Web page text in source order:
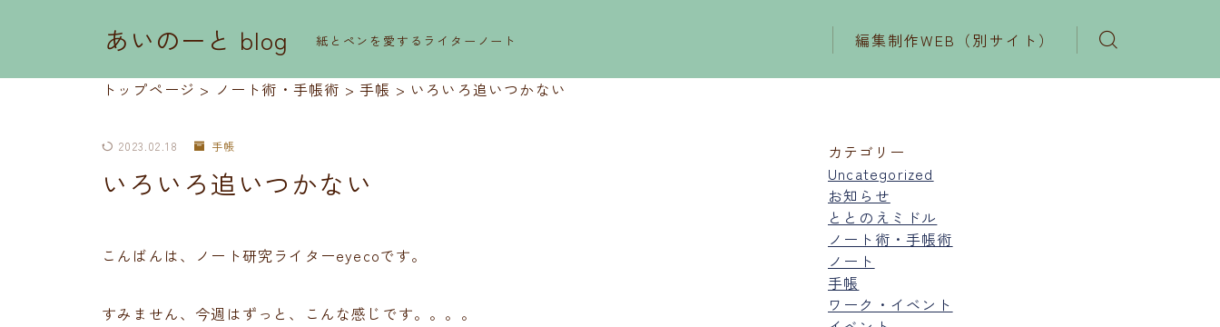
あいのーと blog 紙とペンを愛するライターノート 編集制作WEB（別サイト）
トップページ > ノート術・手帳術 >手帳 > いろいろ追いつかない
2023.02.18 手帳
いろいろ追いつかない
こんばんは、ノート研究ライターeyecoです。
すみません、今週はずっと、こんな感じです。。。。
カテゴリー
Uncategorized
お知らせ
ととのえミドル
ノート術・手帳術
ノート
手帳
ワーク・イベント